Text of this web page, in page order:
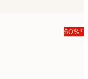
50%*